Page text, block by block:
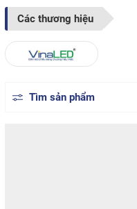
Các thương hiệu
Tìm sản phẩm